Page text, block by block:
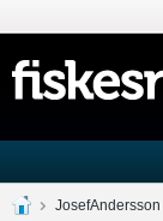
JosefAndersson